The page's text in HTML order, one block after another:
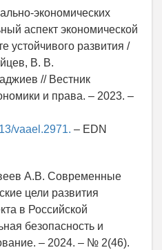
экономических
аспект экономической
устойчивого развития /
В. В.
// Вестник
и права. – 2023. –
vaael.2971. – EDN
А.В. Современные
цели развития
в Российской
безопасность и
– 2024. – № 2(46).